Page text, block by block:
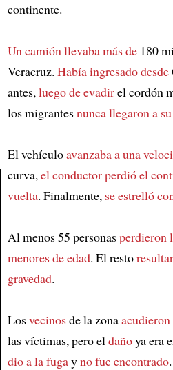
continente.
Un camión llevaba más de180
Veracruz. Había ingresado desde
antes,luego de evadirel cordón
los migrantesnunca llegaron a
El vehículoavanzaba a una
curva,el conductor perdió el
vuelta. Finalmente, se estrelló
Al menos 55 personasperdieron
menores de edad. El resto
gravedad.
Losvecinosde la zona
las víctimas, pero eldañoya era
dio a la fugayno fue encontrado.